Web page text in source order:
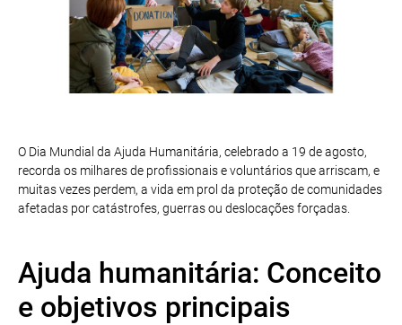
O Dia Mundial da Ajuda Humanitária, celebrado a 19 de agosto,
recorda os milhares de profissionais e voluntários que arriscam, e
muitas vezes perdem, a vida em prol da proteção de comunidades
afetadas por catástrofes, guerras ou deslocações forçadas.
Ajuda humanitária: Conceito
e objetivos principais